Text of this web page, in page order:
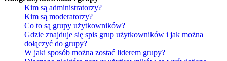
Kim są administratorzy?
Kim są moderatorzy?
Co to są grupy użytkowników?
Gdzie znajduje się spis grup użytkowników i jak można
dołączyć do grupy?
W jaki sposób można zostać liderem grupy?